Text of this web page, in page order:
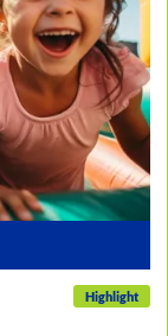
Highlight